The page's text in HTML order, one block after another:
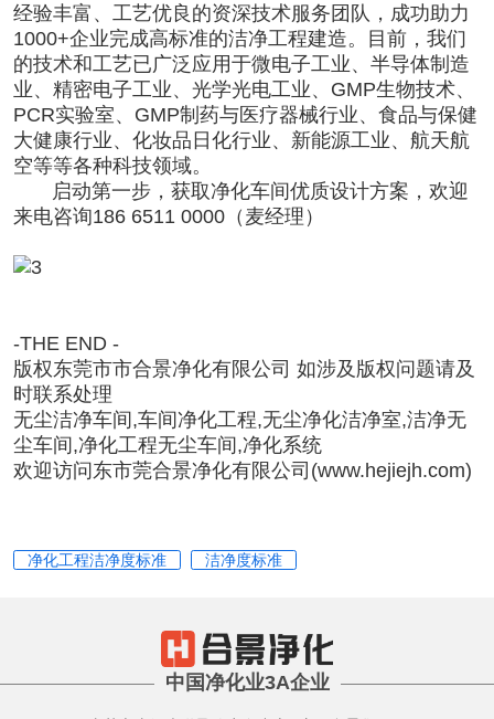
经验丰富、工艺优良的资深技术服务团队，成功助力
1000+企业完成高标准的洁净工程建造。目前，我们
的技术和工艺已广泛应用于微电子工业、半导体制造
业、精密电子工业、光学光电工业、GMP生物技术、
PCR实验室、GMP制药与医疗器械行业、食品与保健
大健康行业、化妆品日化行业、新能源工业、航天航
空等等各种科技领域。
启动第一步，获取净化车间优质设计方案，欢迎
来电咨询186 6511 0000（麦经理）
-THE END -
版权东莞市市合景净化有限公司 如涉及版权问题请及
时联系处理
无尘洁净车间,车间净化工程,无尘净化洁净室,洁净无
尘车间,净化工程无尘车间,净化系统
欢迎访问东市莞合景净化有限公司 (www.hejiejh.com)
净化工程洁净度标准 洁净度标准
中国净化业3A企业